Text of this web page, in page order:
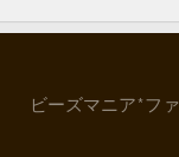
ビーズマニア*フ